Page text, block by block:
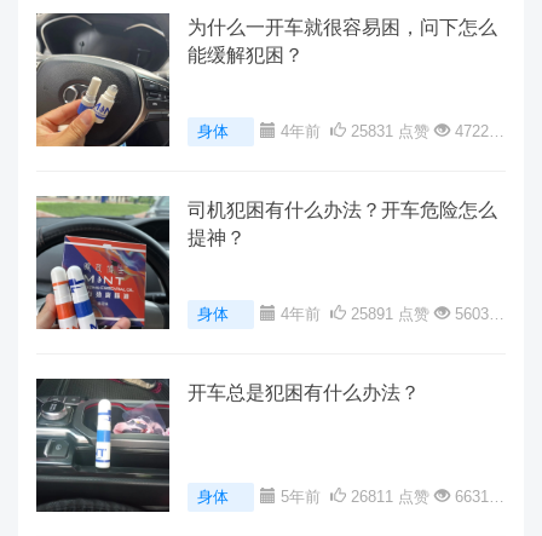
为什么一开车就很容易困，问下怎么
能缓解犯困？
身体 4年前 25831 点赞
47223
司机犯困有什么办法？开车危险怎么
提神？
身体 4年前 25891 点赞
56035
开车总是犯困有什么办法？
身体 5年前 26811 点赞
66313